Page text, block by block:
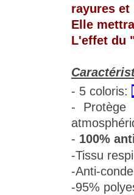
rayures
Elle
L'effet du
- 5 coloris:
-
- 100%
-Tissu
-Anti-
-95%